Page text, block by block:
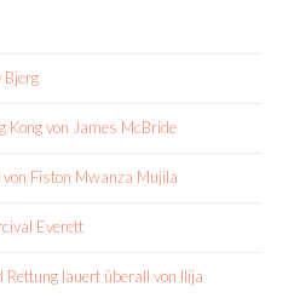
Bjerg
Kong von James McBride
Fiston Mwanza Mujila
Everett
lauert überall von Ilija